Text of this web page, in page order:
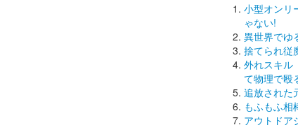
小型オンリ
ゃない!
異世界でゆ
捨てられ従
外れスキル
て物理で殴
追放された
もふもふ相
アウトド